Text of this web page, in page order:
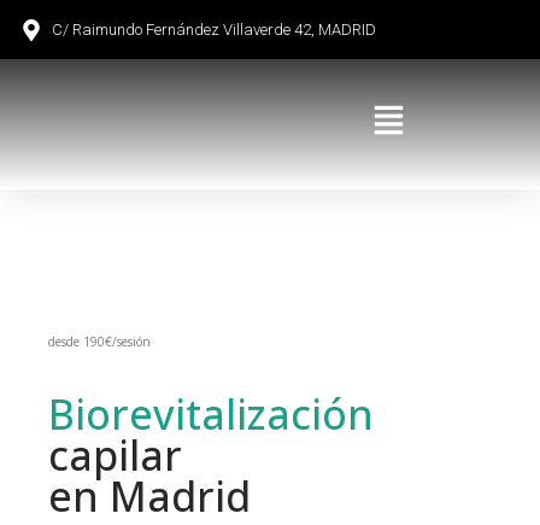
C/ Raimundo Fernández Villaverde 42, MADRID
Biorevitalización
capilar
en Madrid
desde 190€/sesión